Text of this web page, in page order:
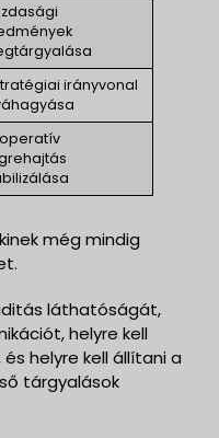
irányvonal
operatív
még mindig
láthatóságát,
helyre kell
helyre kell állítani a
tárgyalások